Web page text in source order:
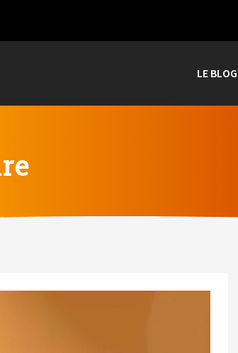
LE BLOG